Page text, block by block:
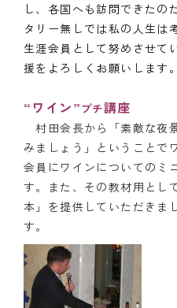
し、各国へも訪問できたの
タリー無しでは私の人生は
生涯会員として努めさせて
援をよろしくお願いします。
“ワイン” プチ講座
村田会長から「素敵な夜
みましょう」ということで
会員にワインについてのミ
す。また、その教材用とし
本」を提供していただきま
す。